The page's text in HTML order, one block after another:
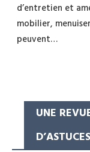
d’entretien et
mobilier,
peuvent…
UNE